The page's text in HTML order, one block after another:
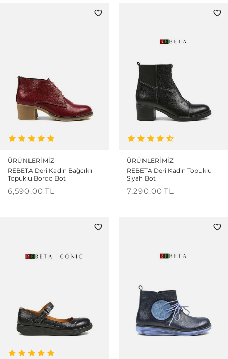
ÜRÜNLERIMIZ
REBETA Deri Kadın Bağcıklı
Topuklu Bordo Bot
6,590.00 TL
ÜRÜNLERIMIZ
REBETA Deri Kadın Topuklu
Siyah Bot
7,290.00 TL